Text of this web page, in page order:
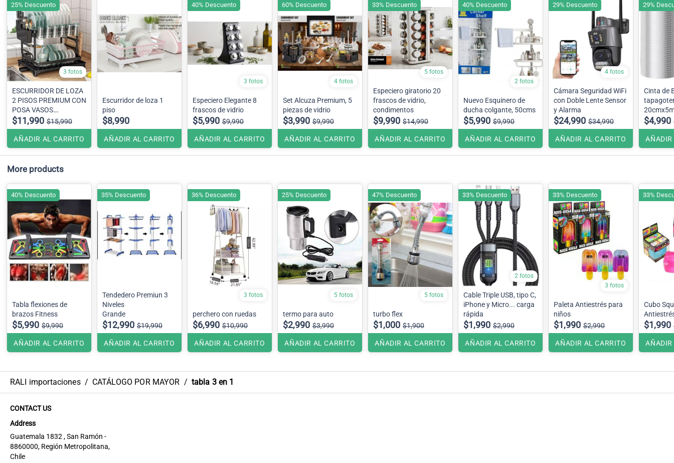
3 fotos
ESCURRIDOR DE LOZA
2 PISOS PREMIUM CON
POSA VASOS
COLGANTE
$11,990 $15,990
AÑADIR AL CARRITO
25% Descuento
Escurridor de loza 1
piso
$8,990
AÑADIR AL CARRITO
3 fotos
Especiero Elegante 8
frascos de vidrio
$5,990 $9,990
AÑADIR AL CARRITO
40% Descuento
4 fotos
Set Alcuza Premium, 5
piezas de vidrio
$3,990 $9,990
AÑADIR AL CARRITO
60% Descuento
5 fotos
Especiero giratorio 20
frascos de vidrio,
condimentos
$9,990 $14,990
AÑADIR AL CARRITO
33% Descuento
2 fotos
Nuevo Esquinero de
ducha colgante, 50cms
$5,990 $9,990
AÑADIR AL CARRITO
40% Descuento
4 fotos
Cámara Seguridad WiFi
con Doble Lente Sensor
y Alarma
$24,990 $34,990
AÑADIR AL CARRITO
29% Descuento
Cinta de
$4,990
AÑADIR
29%
More products
Tabla flexiones de
brazos Fitness
$5,990 $9,990
AÑADIR AL CARRITO
40% Descuento
Tendedero Premiun 3
Niveles
Grande
$12,990 $19,990
AÑADIR AL CARRITO
35% Descuento
3 fotos
perchero con ruedas
$6,990 $10,990
AÑADIR AL CARRITO
36% Descuento
5 fotos
termo para auto
$2,990 $3,990
AÑADIR AL CARRITO
25% Descuento
5 fotos
turbo flex
$1,000 $1,900
AÑADIR AL CARRITO
47% Descuento
2 fotos
Cable Triple USB, tipo C,
iPhone y Micro... carga
rápida
$1,990 $2,990
AÑADIR AL CARRITO
33% Descuento
3 fotos
Paleta Antiestrés para
niños
$1,990 $2,990
AÑADIR AL CARRITO
33% Descuento
Cubo
$1,990
AÑADIR
33%
RALI importaciones / CATÁLOGO POR MAYOR / tabla 3 en 1
CONTACT US
Address
Guatemala 1832 , San Ramón -
8860000, Región Metropolitana,
Chile